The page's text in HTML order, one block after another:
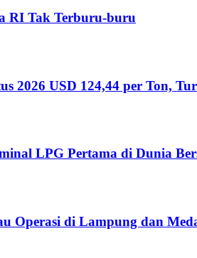
RI Tak Terburu-buru
2026 USD 124,44 per Ton,
LPG Pertama di Dunia
Operasi di Lampung dan